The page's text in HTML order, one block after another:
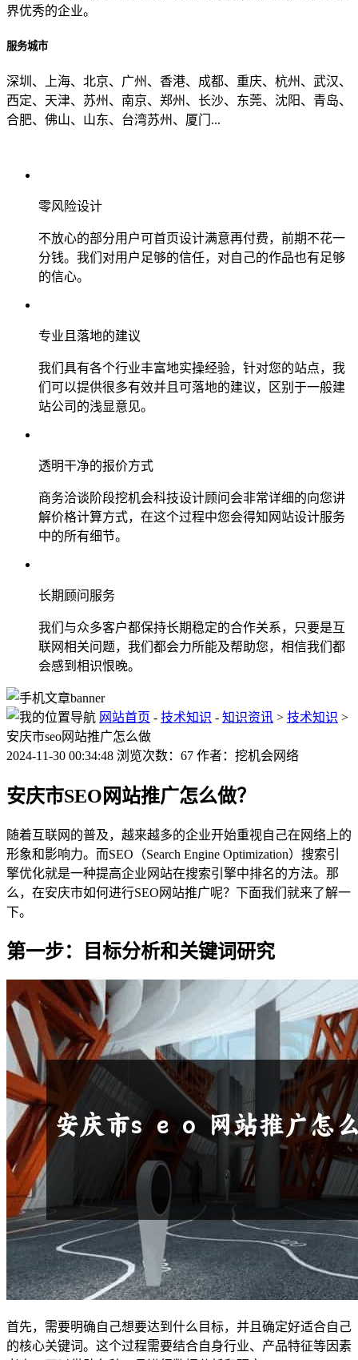
界优秀的企业。
服务城市
深圳、上海、北京、广州、香港、成都、重庆、杭州、武汉、
西定、天津、苏州、南京、郑州、长沙、东莞、沈阳、青岛、
合肥、佛山、山东、台湾苏州、厦门...
零风险设计
不放心的部分用户可首页设计满意再付费，前期不花一
分钱。我们对用户足够的信任，对自己的作品也有足够
的信心。
专业且落地的建议
我们具有各个行业丰富地实操经验，针对您的站点，我
们可以提供很多有效并且可落地的建议，区别于一般建
站公司的浅显意见。
透明干净的报价方式
商务洽谈阶段挖机会科技设计顾问会非常详细的向您讲
解价格计算方式，在这个过程中您会得知网站设计服务
中的所有细节。
长期顾问服务
我们与众多客户都保持长期稳定的合作关系，只要是互
联网相关问题，我们都会力所能及帮助您，相信我们都
会感到相识恨晚。
网站首页 - 技术知识 - 知识资讯 > 技术知识 >
安庆市seo网站推广怎么做
2024-11-30 00:34:48 浏览次数：67 作者：挖机会网络
安庆市SEO网站推广怎么做？
随着互联网的普及，越来越多的企业开始重视自己在网络上的
形象和影响力。而SEO（Search Engine Optimization）搜索引
擎优化就是一种提高企业网站在搜索引擎中排名的方法。那
么，在安庆市如何进行SEO网站推广呢？下面我们就来了解一
下。
第一步：目标分析和关键词研究
首先，需要明确自己想要达到什么目标，并且确定好适合自己
的核心关键词。这个过程需要结合自身行业、产品特征等因素